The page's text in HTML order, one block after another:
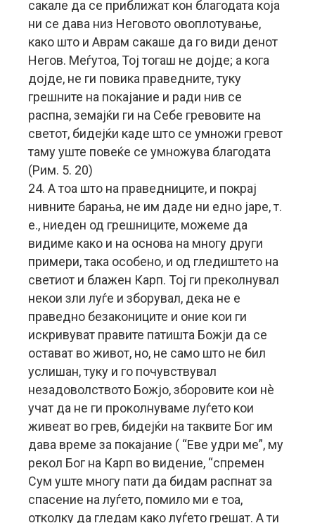
сакале да се приближат кон благодата која
ни се дава низ Неговото овоплотување,
како што и Аврам сакаше да го види денот
Негов. Меѓутоа, Тој тогаш не дојде; а кога
дојде, не ги повика праведните, туку
грешните на покајание и ради нив се
распна, земајќи ги на Себе гревовите на
светот, бидејќи каде што се умножи гревот
таму уште повеќе се умножува благодата
(Рим. 5. 20)
24. А тоа што на праведниците, и покрај
нивните барања, не им даде ни едно јаре, т.
е., ниеден од грешниците, можеме да
видиме како и на основа на многу други
примери, така особено, и од гледиштето на
светиот и блажен Карп. Тој ги преколнувал
некои зли луѓе и зборувал, дека не е
праведно безакониците и оние кои ги
искривуват правите патишта Божји да се
остават во живот, но, не само што не бил
услишан, туку и го почувствувал
незадоволството Божјо, зборовите кои нè
учат да не ги проколнуваме луѓето кои
живеат во грев, бидејќи на таквите Бог им
дава време за покајание ( “Еве удри ме”, му
рекол Бог на Карп во видение, “спремен
Сум уште многу пати да бидам распнат за
спасение на луѓето, помило ми е тоа,
отколку да гледам како луѓето грешат. А ти